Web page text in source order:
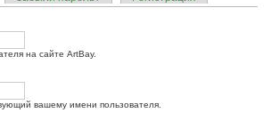
на сайте ArtBay.
вашему имени пользователя.